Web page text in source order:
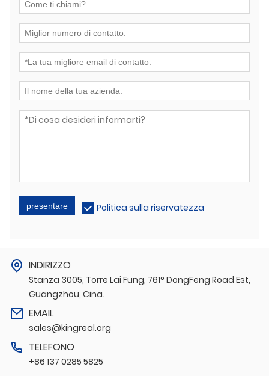
presentare Politica sulla riservatezza
INDIRIZZO
Stanza 3005, Torre Lai Fung, 761° DongFeng Road Est,
Guangzhou, Cina.
EMAIL
sales@kingreal.org
TELEFONO
+86 137 0285 5825